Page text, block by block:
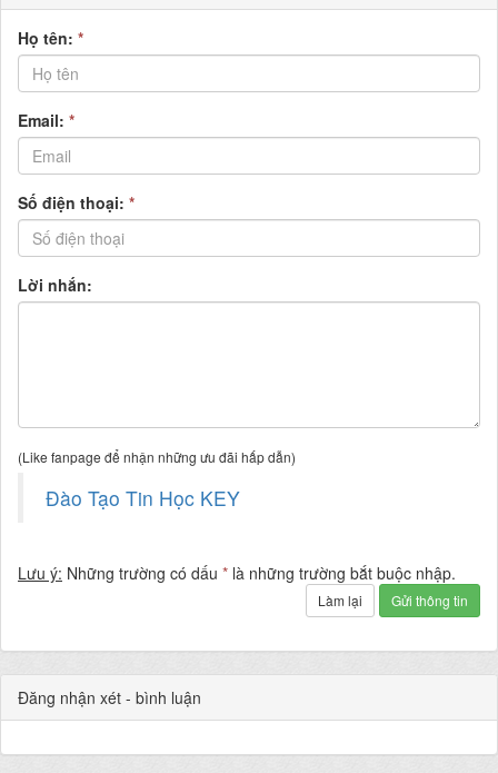
Họ tên: *
Email: *
Số điện thoại: *
Lời nhắn:
(Like fanpage để nhận những ưu đãi hấp dẫn)
Đào Tạo Tin Học KEY
Lưu ý: Những trường có dấu * là những trường bắt buộc nhập.
Làm lại Gửi thông tin
Đăng nhận xét - bình luận